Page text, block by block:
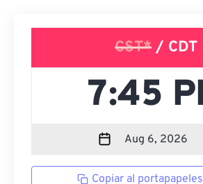
CST*/ CDT
Copiar al portapapeles